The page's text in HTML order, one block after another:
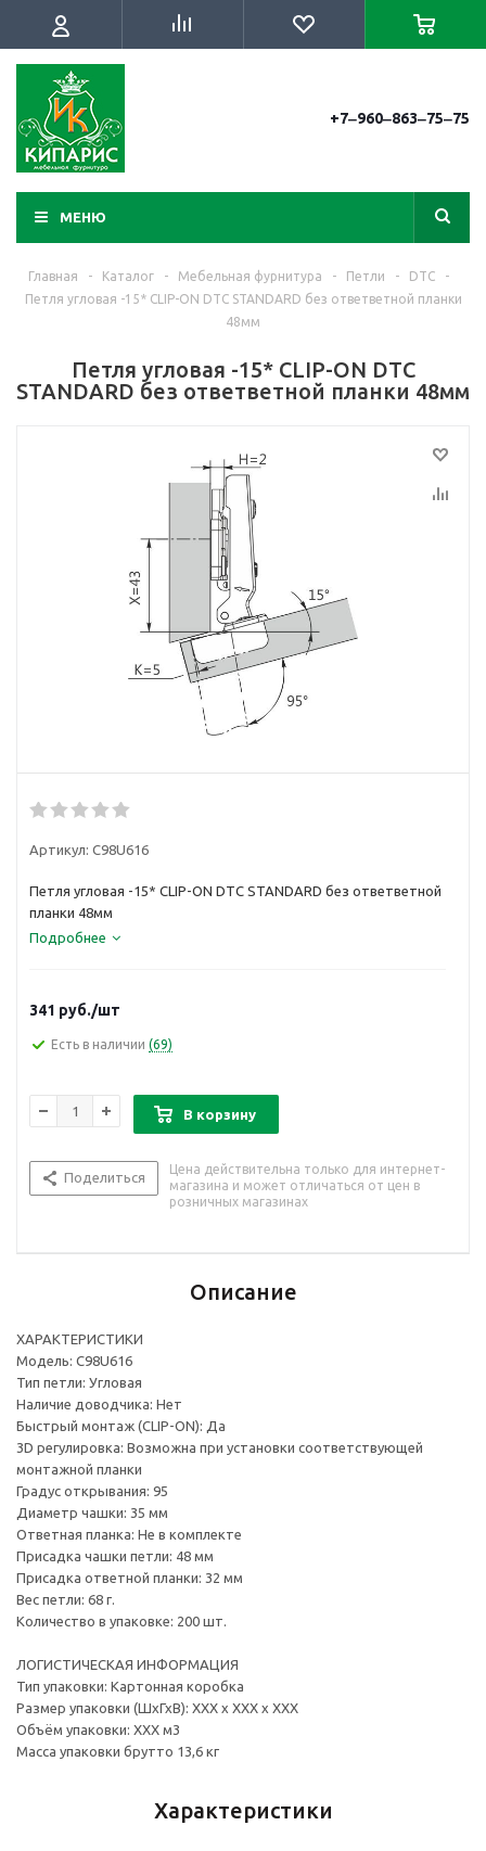
+7‒960‒863‒75‒75
МЕНЮ
Главная - Каталог - Мебельная фурнитура - Петли - DTC
-
Петля угловая -15* CLIP-ON DTC STANDARD без ответветной планки
48мм
Петля угловая -15* CLIP-ON DTC
STANDARD без ответветной планки 48мм
Артикул: C98U616
Петля угловая -15* CLIP-ON DTC STANDARD без ответветной
планки 48мм
Подробнее
341 руб./шт
Есть в наличии (69)
В корзину
Поделиться
Цена действительна только для интернет-
магазина и может отличаться от цен в
розничных магазинах
Описание
ХАРАКТЕРИСТИКИ
Модель: C98U616
Тип петли: Угловая
Наличие доводчика: Нет
Быстрый монтаж (CLIP-ON): Да
3D регулировка: Возможна при установки соответствующей
монтажной планки
Градус открывания: 95
Диаметр чашки: 35 мм
Ответная планка: Не в комплекте
Присадка чашки петли: 48 мм
Присадка ответной планки: 32 мм
Вес петли: 68 г.
Количество в упаковке: 200 шт.
ЛОГИСТИЧЕСКАЯ ИНФОРМАЦИЯ
Тип упаковки: Картонная коробка
Размер упаковки (ШхГхВ): ХХХ х ХХХ х ХХХ
Объём упаковки: ХХХ м3
Масса упаковки брутто 13,6 кг
Характеристики